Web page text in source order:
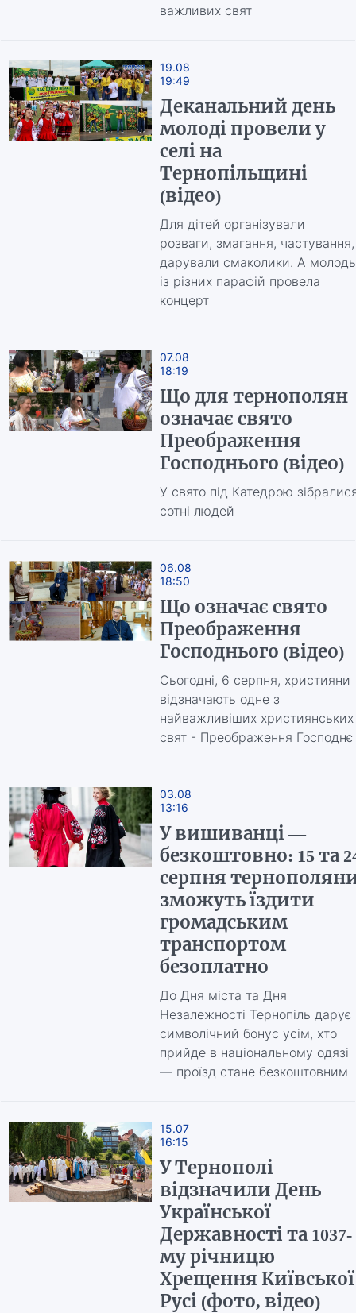
важливих свят
19.08
19:49
Деканальний день
молоді провели у
селі на
Тернопільщині
(відео)
Для дітей організували
розваги, змагання, частування,
дарували смаколики. А молодь
із різних парафій провела
концерт
07.08
18:19
Що для тернополян
означає свято
Преображення
Господнього (відео)
У свято під Катедрою
сотні людей
06.08
18:50
Що означає свято
Преображення
Господнього (відео)
Сьогодні, 6 серпня, християни
відзначають одне з
найважливіших християнських
свят - Преображення Господнє
03.08
13:16
У вишиванці —
безкоштовно: 15 та
серпня
зможуть їздити
громадським
транспортом
безоплатно
До Дня міста та Дня
Незалежності Тернопіль дарує
символічний бонус усім, хто
прийде в національному одязі
— проїзд стане безкоштовним
15.07
16:15
У Тернополі
відзначили День
Української
Державності та 1037-
му річницю
Хрещення Київської
Русі (фото, відео)